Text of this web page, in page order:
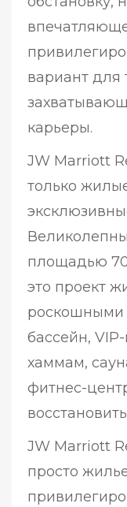
вариант для
карьеры.
JW Marriott
только
площадью
это проект
роскошными
бассейн,
хаммам,
фитнес-
JW Marriott
просто